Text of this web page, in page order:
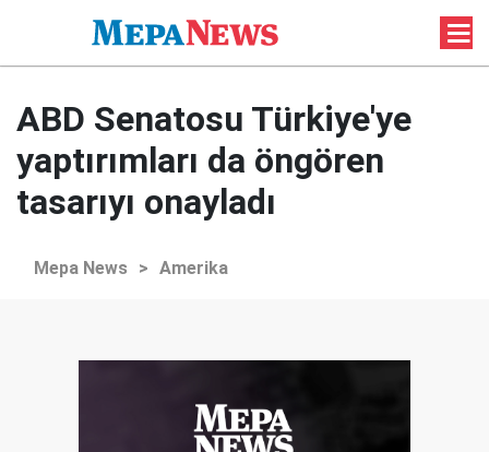
ABD Senatosu Türkiye'ye
yaptırımları da öngören
tasarıyı onayladı
Mepa News > Amerika